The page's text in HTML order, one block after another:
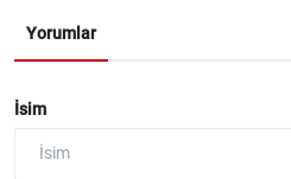
Yorumlar
İsim